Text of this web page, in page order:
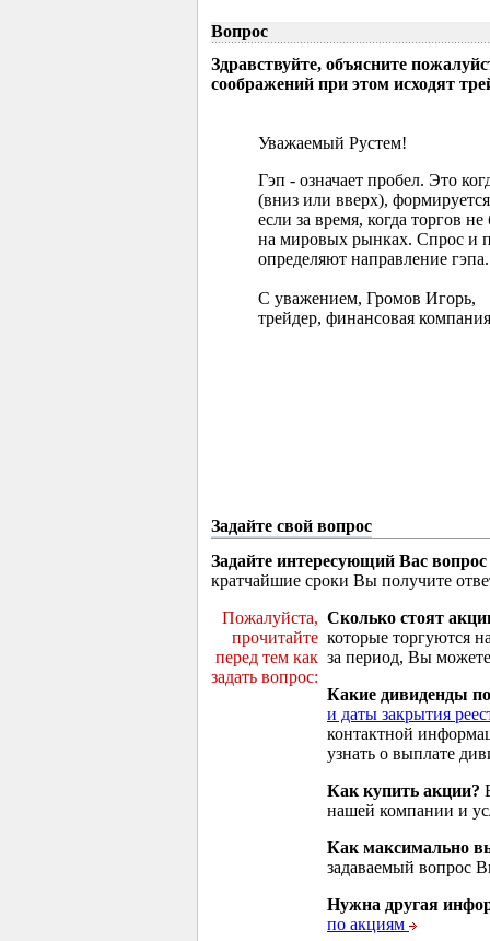
Вопрос
Здравствуйте, объясните
соображений при этом исходят
Уважаемый Рустем!
Гэп - означает пробел. Это
(вниз или вверх),
если за время, когда торгов
на мировых рынках. Спрос и
определяют направление гэпа.
С уважением, Громов Игорь,
трейдер, финансовая
Задайте свой вопрос
Задайте интересующий Вас вопрос
кратчайшие сроки Вы получите
Пожалуйста,
прочитайте
перед тем как
задать вопрос:
Сколько стоят
которые торгуются
за период, Вы
Какие дивиденды
и даты закрытия
контактной
узнать о выплате
Как купить акции?
нашей компании и
Как максимально
задаваемый вопрос
Нужна другая
по акциям